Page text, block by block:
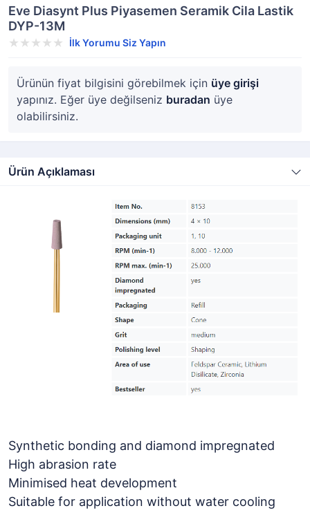
Eve Diasynt Plus Piyasemen Seramik Cila Lastik
DYP-13M
İlk Yorumu Siz Yapın
Ürünün fiyat bilgisini görebilmek için üye girişi
yapınız. Eğer üye değilseniz buradan üye
olabilirsiniz.
Ürün Açıklaması
Synthetic bonding and diamond impregnated
High abrasion rate
Minimised heat development
Suitable for application without water cooling